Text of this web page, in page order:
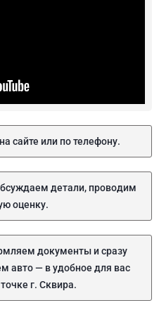
сайте или по телефону.
детали, проводим
оценку.
документы и сразу
авто — в удобное для вас
г. Сквира.